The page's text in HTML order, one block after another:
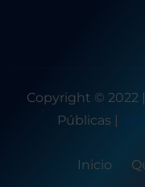
Copyright © 2022
Públicas
Inicio